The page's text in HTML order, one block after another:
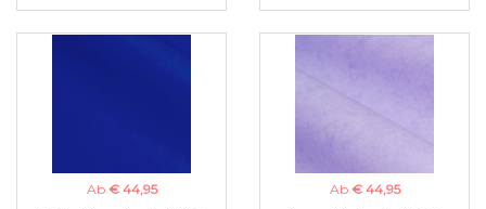
Ab € 44,95
Ab € 44,95